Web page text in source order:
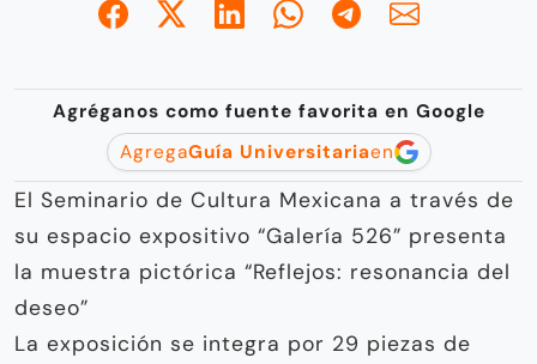
Agréganos como fuente favorita en Google
AgregaGuía Universitariaen
El Seminario de Cultura Mexicana a través de
su espacio expositivo “Galería 526” presenta
la muestra pictórica “Reflejos: resonancia del
deseo”
La exposición se integra por 29 piezas de